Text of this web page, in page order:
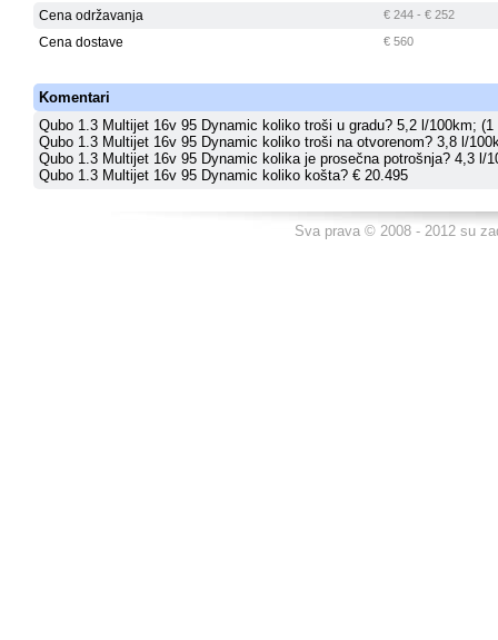
Cena održavanja € 244 - € 252
Cena dostave € 560
Komentari
Qubo 1.3 Multijet 16v 95 Dynamic koliko troši u gradu? 5,2 l/100km; (1
Qubo 1.3 Multijet 16v 95 Dynamic koliko troši na otvorenom? 3,8 l/
Qubo 1.3 Multijet 16v 95 Dynamic kolika je prosečna potrošnja? 4,3 l/
Qubo 1.3 Multijet 16v 95 Dynamic koliko košta? € 20.495
Sva prava © 2008 - 2012 su